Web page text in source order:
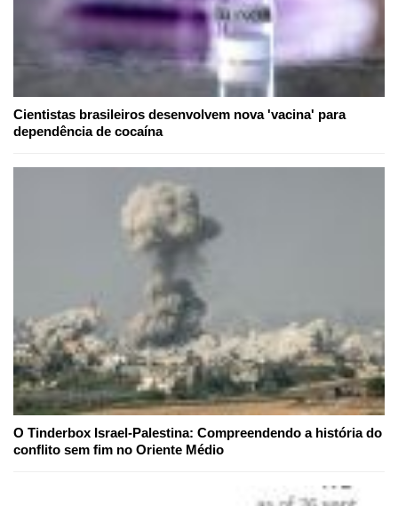
Cientistas brasileiros desenvolvem nova 'vacina' para
dependência de cocaína
O Tinderbox Israel-Palestina: Compreendendo a história do
conflito sem fim no Oriente Médio